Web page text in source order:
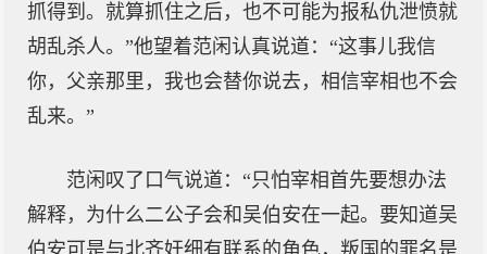
抓得到。就算抓住之后，也不可能为报私仇泄愤就
胡乱杀人。”他望着范闲认真说道：“这事儿我信
你，父亲那里，我也会替你说去，相信宰相也不会
乱来。”
范闲叹了口气说道：“只怕宰相首先要想办法
解释，为什么二公子会和吴伯安在一起。要知道吴
伯安可是与北齐奸细有联系的角色，叛国的罪名是